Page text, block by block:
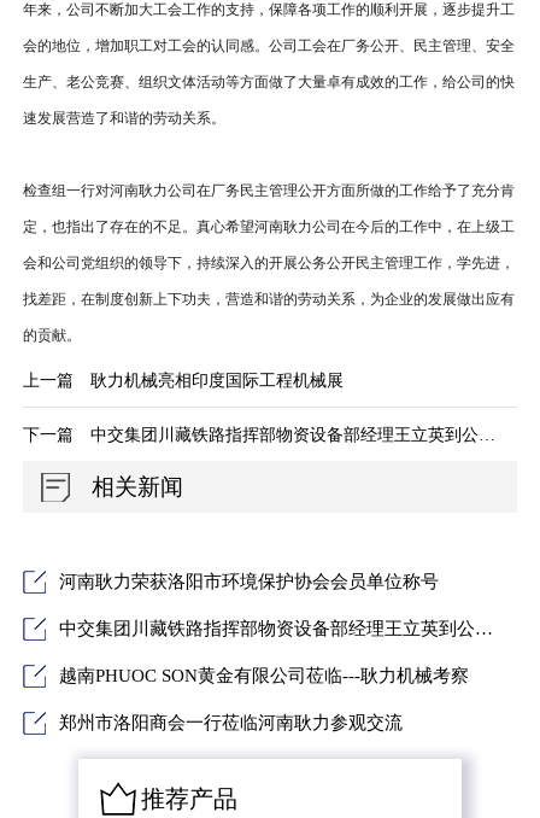
年来，公司不断加大工会工作的支持，保障各项工作的顺利开展，逐步提升工
会的地位，增加职工对工会的认同感。公司工会在厂务公开、民主管理、安全
生产、老公竞赛、组织文体活动等方面做了大量卓有成效的工作，给公司的快
速发展营造了和谐的劳动关系。
检查组一行对河南耿力公司在厂务民主管理公开方面所做的工作给予了充分肯
定，也指出了存在的不足。真心希望河南耿力公司在今后的工作中，在上级工
会和公司党组织的领导下，持续深入的开展公务公开民主管理工作，学先进，
找差距，在制度创新上下功夫，营造和谐的劳动关系，为企业的发展做出应有
的贡献。
上一篇 耿力机械亮相印度国际工程机械展
下一篇 中交集团川藏铁路指挥部物资设备部经理王立英到公司考察交流
相关新闻
河南耿力荣获洛阳市环境保护协会会员单位称号
中交集团川藏铁路指挥部物资设备部经理王立英到公司考察交流
越南PHUOC SON黄金有限公司莅临---耿力机械考察
郑州市洛阳商会一行莅临河南耿力参观交流
推荐产品